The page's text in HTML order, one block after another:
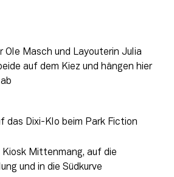
Ole Masch und Layouterin Julia
auf dem Kiez und hängen hier
das Dixi-Klo beim Park Fiction
Kiosk Mittenmang, auf die
und in die Südkurve